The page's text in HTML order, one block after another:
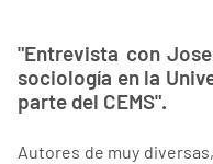
"Entrevista con
sociología en la
parte del CEMS".
Autores de muy